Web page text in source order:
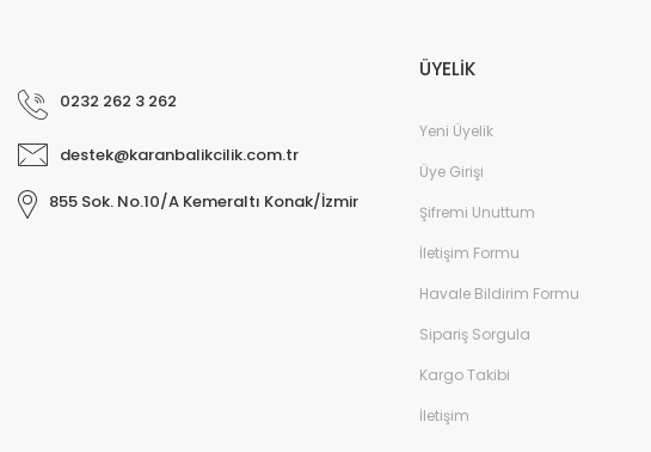
0232 262 3 262
destek@karanbalikcilik.com.tr
855 Sok. No.10/A Kemeraltı Konak/İzmir
ÜYELİK
Yeni Üyelik
Üye Girişi
Şifremi Unuttum
İletişim Formu
Havale Bildirim Formu
Sipariş Sorgula
Kargo Takibi
İletişim